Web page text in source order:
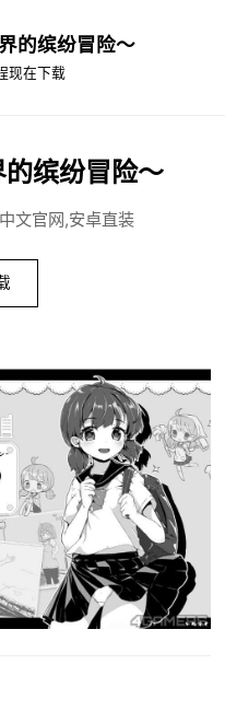
的缤纷冒险～
现在下载
缤纷冒险～
文官网,安卓直装